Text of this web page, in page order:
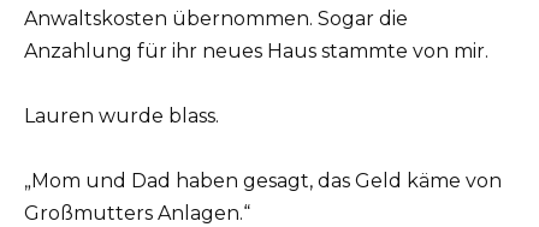
Anwaltskosten übernommen. Sogar die
Anzahlung für ihr neues Haus stammte von mir.
Lauren wurde blass.
„Mom und Dad haben gesagt, das Geld käme von
Großmutters Anlagen.“